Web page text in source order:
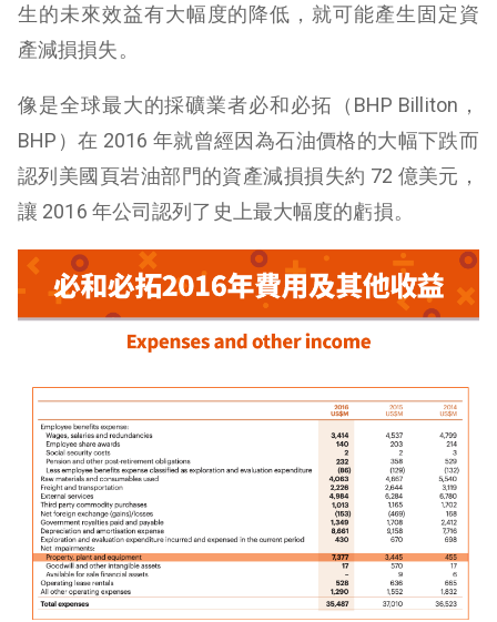
生的未來效益有大幅度的降低，就可能產生固定資
產減損損失。
像是全球最大的採礦業者必和必拓（BHP Billiton，
BHP）在 2016 年就曾經因為石油價格的大幅下跌而
認列美國頁岩油部門的資產減損損失約 72 億美元，
讓 2016 年公司認列了史上最大幅度的虧損。